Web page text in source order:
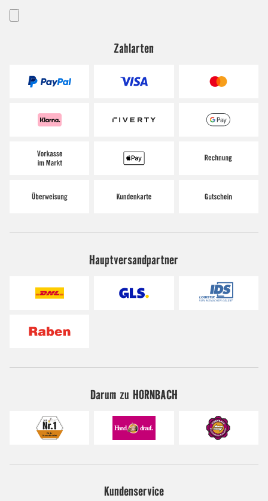
Zahlarten
Hauptversandpartner
Darum zu HORNBACH
Kundenservice